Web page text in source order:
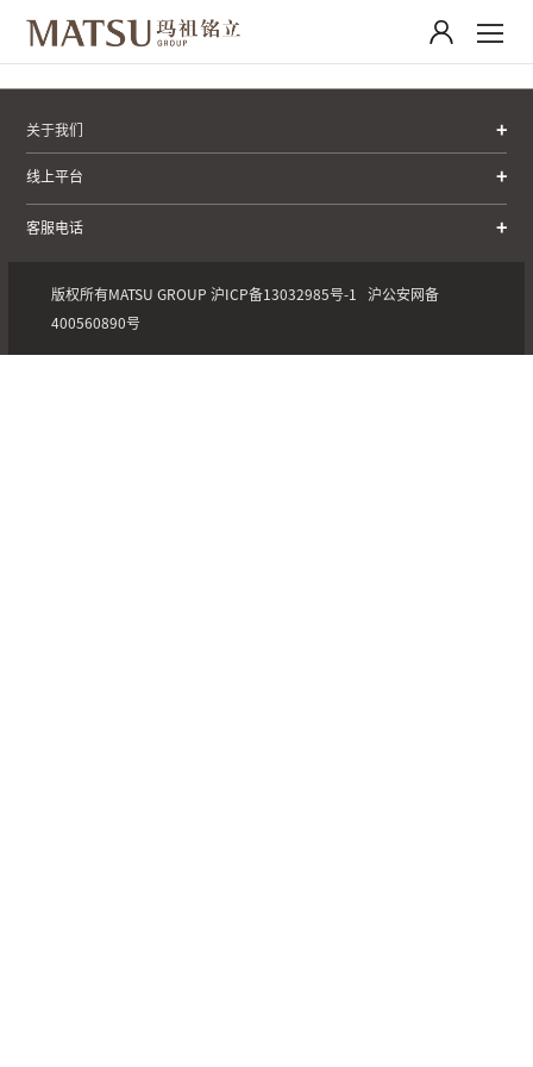
关于我们
线上平台
客服电话
版权所有MATSU GROUP 沪ICP备13032985号-1
沪公安网备
400560890号